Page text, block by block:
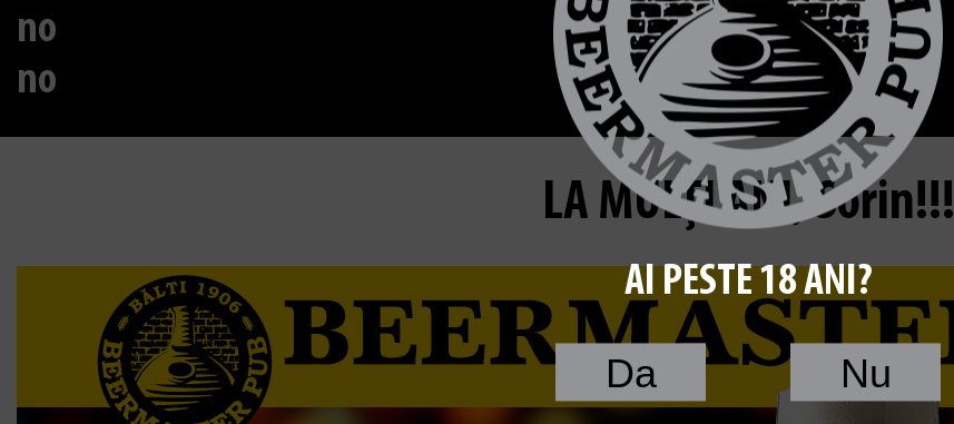
no
no
LA MULȚI ANI, Sorin!!!
AI PESTE 18 ANI?
Da Nu